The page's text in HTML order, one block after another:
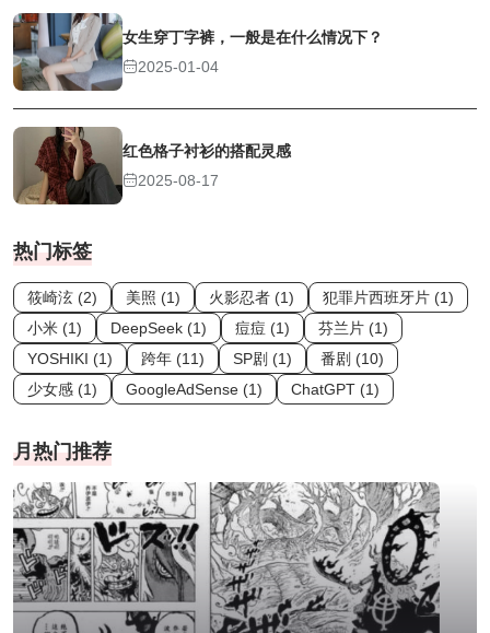
女生穿丁字裤，一般是在什么情况下？
2025-01-04
红色格子衬衫的搭配灵感
2025-08-17
热门标签
筱崎泫 (2) 美照 (1) 火影忍者 (1)
犯罪片西班牙片 (1)
小米 (1)
DeepSeek (1) 痘痘 (1)
芬兰片 (1)
YOSHIKI (1)
跨年 (11) SP剧 (1)
番剧 (10)
少女感 (1)
GoogleAdSense (1) ChatGPT (1)
月热门推荐